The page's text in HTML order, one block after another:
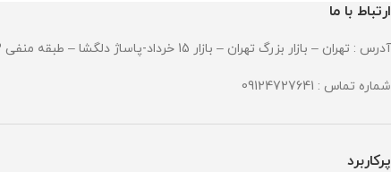
ارتباط با ما
آدرس : تهران – بازار بزرگ تهران – بازار 15 خرداد-پاساژ دلگشا – طبقه منفی 3 – پلاک 94
شماره تماس : 09124727641
پرکاربرد